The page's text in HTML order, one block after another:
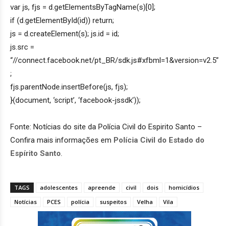
var js, fjs = d.getElementsByTagName(s)[0];
if (d.getElementById(id)) return;
js = d.createElement(s); js.id = id;
js.src =
“//connect.facebook.net/pt_BR/sdk.js#xfbml=1&version=v2.5”
;
fjs.parentNode.insertBefore(js, fjs);
}(document, ‘script’, ‘facebook-jssdk’));
Fonte: Notícias do site da Polícia Civil do Espirito Santo –
Confira mais informações em Polícia Civil do Estado do
Espírito Santo
TAGS adolescentes apreende civil dois
homicídios
Notícias
PCES polícia suspeitos Velha Vila